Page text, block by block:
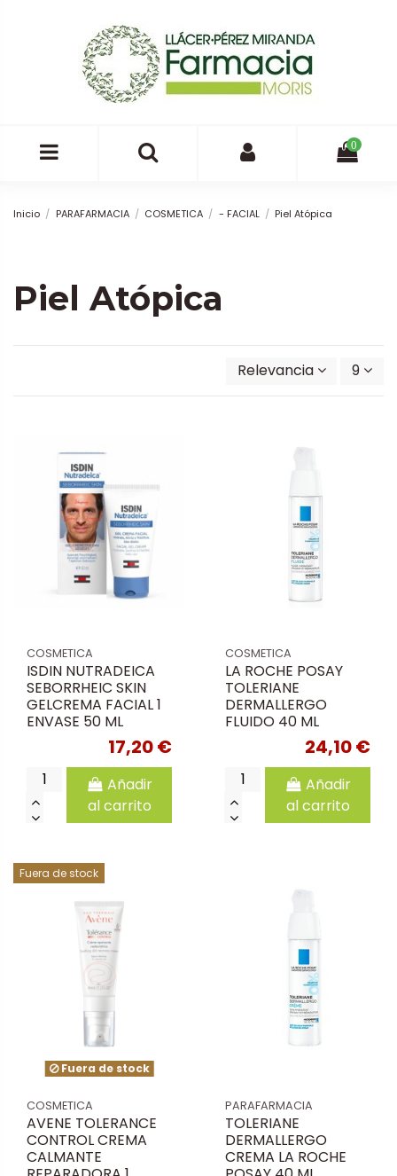
0
Inicio PARAFARMACIA COSMETICA - FACIAL Piel Atópica
Piel Atópica
Relevancia 9
COSMETICA
ISDIN NUTRADEICA
SEBORRHEIC SKIN
GELCREMA FACIAL 1
ENVASE 50 ML
17,20 €
Añadir
al carrito
COSMETICA
LA ROCHE POSAY
TOLERIANE
DERMALLERGO
FLUIDO 40 ML
24,10 €
Añadir
al carrito
Fuera de stock
Fuera de stock
COSMETICA
AVENE TOLERANCE
CONTROL CREMA
CALMANTE
PARAFARMACIA
TOLERIANE
DERMALLERGO
CREMA LA ROCHE